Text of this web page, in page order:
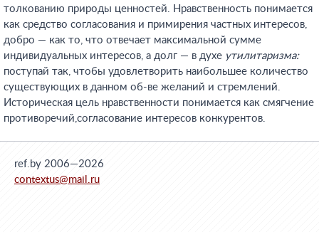
толкованию природы ценностей. Нравственность понимается
как средство согласования и примирения частных интересов,
добро — как то, что отвечает максимальной сумме
индивидуальных интересов, а долг — в духе утилитаризма:
поступай так, чтобы удовлетворить наибольшее количество
существующих в данном об-ве желаний и стремлений.
Историческая цель нравственности понимается как смягчение
противоречий,согласование интересов конкурентов.
ref.by 2006—2026
contextus@mail.ru